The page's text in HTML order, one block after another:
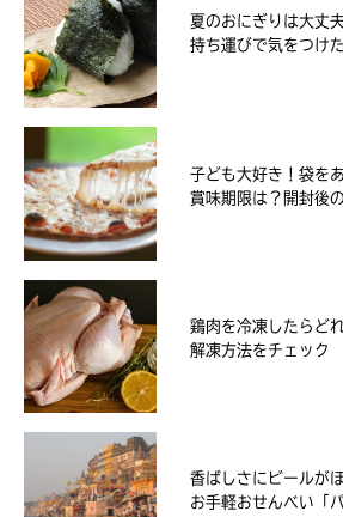
夏のおにぎりは大丈
持ち運びで気をつけ
子ども大好き！袋を
賞味期限は？開封後
鶏肉を冷凍したらど
解凍方法をチェック
香ばしさにビールが
お手軽おせんべい「